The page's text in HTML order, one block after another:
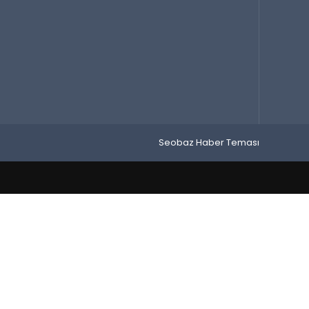
Seobaz Haber Teması